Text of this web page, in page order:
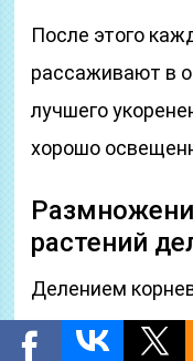
После этого
рассаживают в
лучшего
хорошо
растений
Делением
аспидистры и